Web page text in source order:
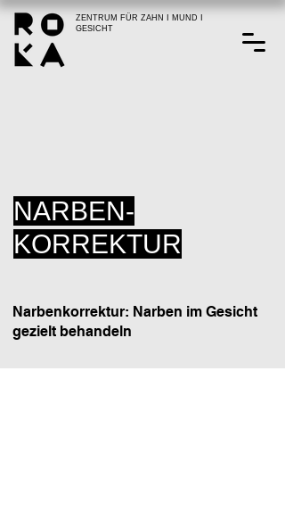
ZENTRUM FÜR ZAHN I MUND I
GESICHT
NARBEN-
KORREKTUR
Narbenkorrektur: Narben im Gesicht
gezielt behandeln